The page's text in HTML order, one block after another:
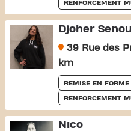
RENFORCEMENT
Djoher
39 Rue des
km
REMISE EN FORME
RENFORCEMENT
Nico